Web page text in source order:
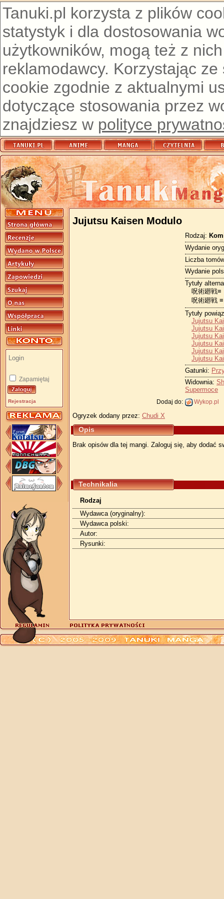
Tanuki.pl korzysta z plików
statystyk i dla dostosowania
użytkowników, mogą też z
reklamodawcy. Korzystając
cookie zgodnie z aktualnymi
dotyczące stosowania przez
znajdziesz w polityce
Zapamiętaj
Rejestracja
Jujutsu Kaisen Modulo
Rodzaj:
Wydanie
Liczba
Wydanie
Tytuły
呪術廻戦≡
呪術廻戦
Tytuły
Jujutsu
Jujutsu
Jujutsu
Jujutsu
Jujutsu
Jujutsu
Gatunki:
Widownia:
Supermoce
Dodaj do: Wykop.pl
Ogryzek dodany przez: Chudi X
Opis
Brak opisów dla tej mangi. Zaloguj się, aby dodać
Technikalia
Rodzaj
Wydawca (oryginalny):
Wydawca polski:
Autor:
Rysunki: